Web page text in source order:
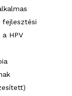
fejlesztési
HPV